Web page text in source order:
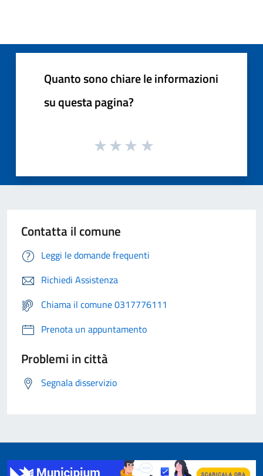
Quanto sono chiare le informazioni
su questa pagina?
Contatta il comune
Leggi le domande frequenti
Richiedi Assistenza
Chiama il comune 0317776111
Prenota un appuntamento
Problemi in città
Segnala disservizio